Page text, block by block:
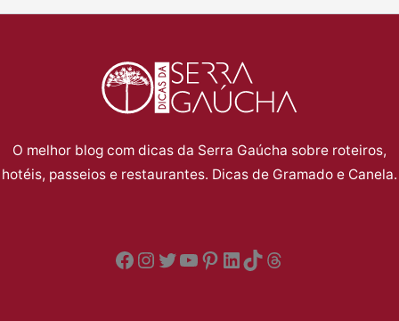
O melhor blog com dicas da Serra Gaúcha sobre roteiros,
hotéis, passeios e restaurantes. Dicas de Gramado e Canela.
Facebook
Instagram
Twitter
YouTube
Pinterest
LinkedIn
TikTokThreads